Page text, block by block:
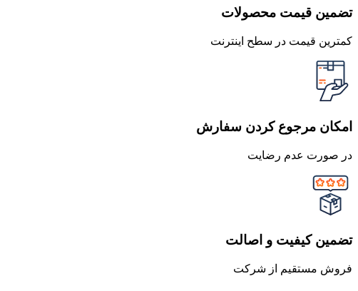
تضمین قیمت محصولات
کمترین قیمت در سطح اینترنت
امکان مرجوع کردن سفارش
در صورت عدم رضایت
تضمین کیفیت و اصالت
فروش مستقیم از شرکت